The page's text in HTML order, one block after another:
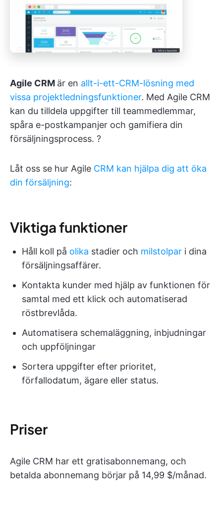
Agile CRM är en allt-i-ett-CRM-lösning med
vissa projektledningsfunktioner. Med Agile CRM
kan du tilldela uppgifter till teammedlemmar,
spåra e-postkampanjer och gamifiera din
försäljningsprocess. ?
Låt oss se hur Agile CRM kan hjälpa dig att öka
din försäljning:
Viktiga funktioner
Håll koll på olika stadier och milstolpar i dina
försäljningsaffärer.
Kontakta kunder med hjälp av funktionen för
samtal med ett klick och automatiserad
röstbrevlåda.
Automatisera schemaläggning, inbjudningar
och uppföljningar
Sortera uppgifter efter prioritet,
förfallodatum, ägare eller status.
Priser
Agile CRM har ett gratisabonnemang, och
betalda abonnemang börjar på 14,99 $/månad.